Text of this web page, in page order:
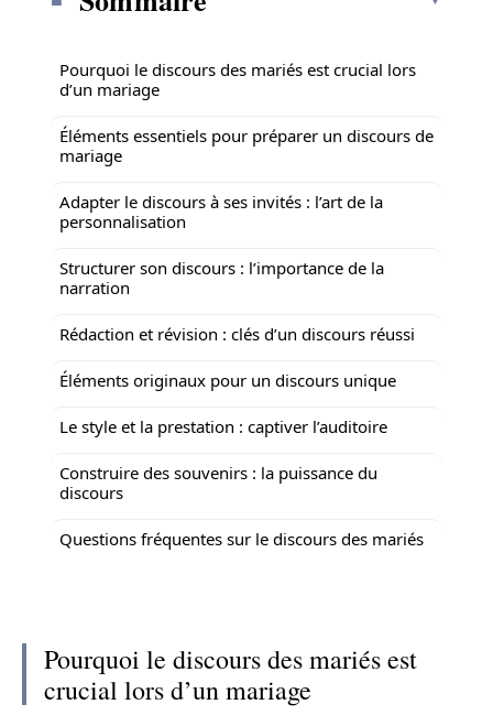
Pourquoi le discours des mariés est crucial lors
d’un mariage
Éléments essentiels pour préparer un discours de
mariage
Adapter le discours à ses invités : l’art de la
personnalisation
Structurer son discours : l’importance de la
narration
Rédaction et révision : clés d’un discours réussi
Éléments originaux pour un discours unique
Le style et la prestation : captiver l’auditoire
Construire des souvenirs : la puissance du
discours
Questions fréquentes sur le discours des mariés
Pourquoi le discours des mariés est
crucial lors d’un mariage